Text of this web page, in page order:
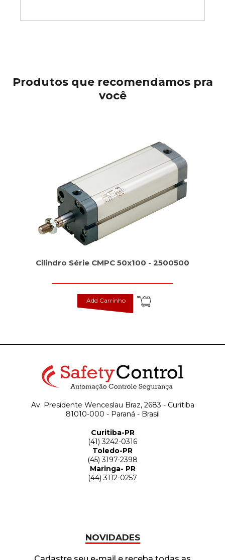
Produtos que recomendamos pra
você
Cilindro Série CMPC 50x100 - 2500500
Add Carrinho
Av. Presidente Wenceslau Braz, 2683 - Curitiba
81010-000 - Paraná - Brasil
Curitiba-PR
(41) 3242-0316
Toledo-PR
(45) 3197-2398
Maringa- PR
(44) 3112-0257
NOVIDADES